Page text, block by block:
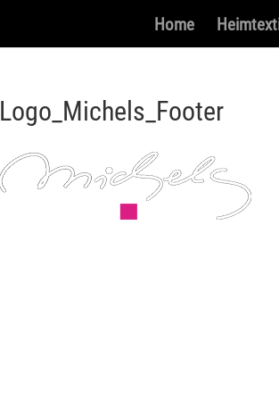
Home
Logo_Michels_Footer